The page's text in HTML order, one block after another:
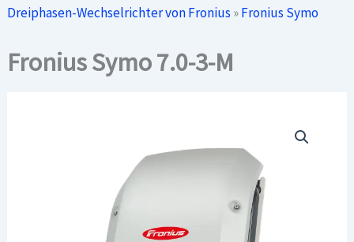
Dreiphasen-Wechselrichter von Fronius »Fronius Symo
Fronius Symo 7.0-3-M